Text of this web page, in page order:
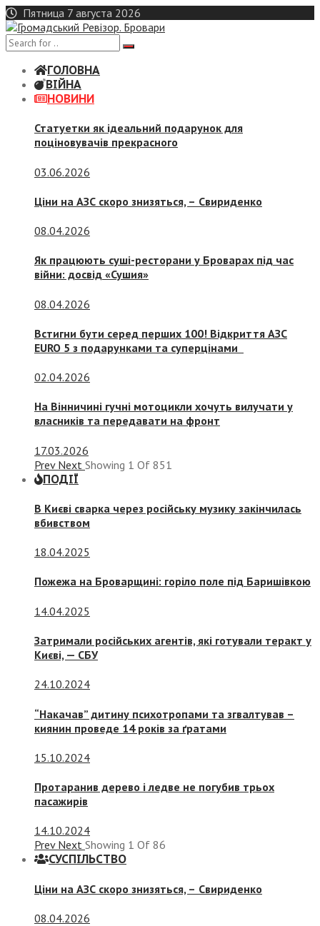
Skip
to
content
Пятница 7 августа 2026
ГОЛОВНА
ВІЙНА
НОВИНИ
Статуетки як ідеальний подарунок для
поціновувачів прекрасного
03.06.2026
Ціни на АЗС скоро знизяться, – Свириденко
08.04.2026
Як працюють суші-ресторани у Броварах під час
війни: досвід «Сушия»
08.04.2026
Встигни бути серед перших 100! Відкриття АЗС
EURO 5 з подарунками та суперцінами
02.04.2026
На Вінничині гучні мотоцикли хочуть вилучати у
власників та передавати на фронт
17.03.2026
Prev Next Showing 1 Of 851
ПОДІЇ
В Києві сварка через російську музику закінчилась
вбивством
18.04.2025
Пожежа на Броварщині: горіло поле під Баришівкою
14.04.2025
Затримали російських агентів, які готували теракт у
Києві, — СБУ
24.10.2024
“Накачав” дитину психотропами та згвалтував –
киянин проведе 14 років за ґратами
15.10.2024
Протаранив дерево і ледве не погубив трьох
пасажирів
14.10.2024
Prev Next Showing 1 Of 86
СУСПIЛЬСТВО
Ціни на АЗС скоро знизяться, – Свириденко
08.04.2026